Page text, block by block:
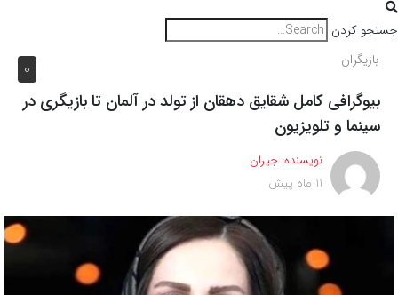
جستجو کردن
0 بازیگران
بیوگرافی کامل شقایق دهقان از تولد در آلمان تا بازیگری در
سینما و تلویزیون
نویسنده: جیران
11 ماه پیش